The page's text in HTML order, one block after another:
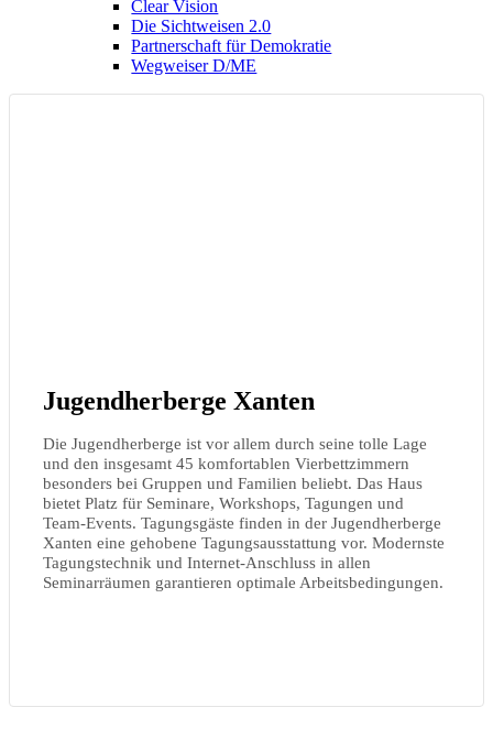
Clear Vision
Die Sichtweisen 2.0
Partnerschaft für Demokratie
Wegweiser D/ME
Jugendherberge Xanten
Die Jugendherberge ist vor allem durch seine tolle Lage
und den insgesamt 45 komfortablen Vierbettzimmern
besonders bei Gruppen und Familien beliebt. Das Haus
bietet Platz für Seminare, Workshops, Tagungen und
Team-Events. Tagungsgäste finden in der Jugendherberge
Xanten eine gehobene Tagungsausstattung vor. Modernste
Tagungstechnik und Internet‐Anschluss in allen
Seminarräumen garantieren optimale Arbeitsbedingungen.